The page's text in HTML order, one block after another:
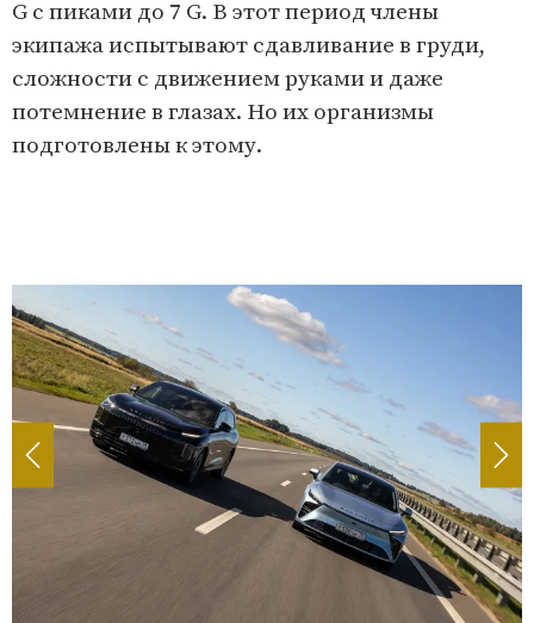
G с пиками до 7 G. В этот период члены
экипажа испытывают сдавливание в груди,
сложности с движением руками и даже
потемнение в глазах. Но их организмы
подготовлены к этому.